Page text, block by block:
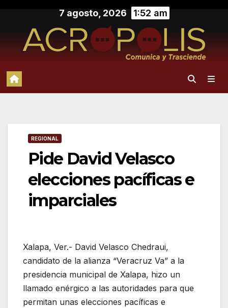
contenido
7 agosto, 2026 1:52 am
REGIONAL
Pide David Velasco
elecciones pacíficas e
imparciales
Xalapa, Ver.- David Velasco Chedraui,
candidato de la alianza “Veracruz Va” a la
presidencia municipal de Xalapa, hizo un
llamado enérgico a las autoridades para que
permitan unas elecciones pacíficas e